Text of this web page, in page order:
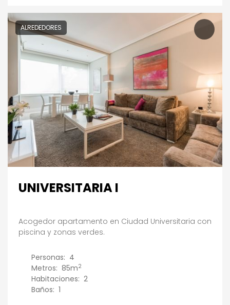
ALREDEDORES
UNIVERSITARIA I
Acogedor apartamento en Ciudad Universitaria con
piscina y zonas verdes.
Personas: 4
Metros: 85m2
Habitaciones: 2
Baños: 1